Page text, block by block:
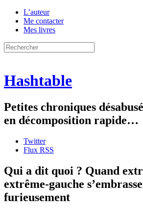
L’auteur
Me contacter
Mes livres
Hashtable
Petites chroniques
en décomposition rapide…
Twitter
Flux RSS
Qui a dit quoi ? Quand
extrême-gauche
furieusement